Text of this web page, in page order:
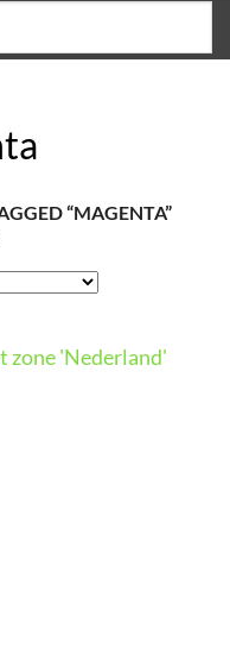
“MAGENTA”
zone 'Nederland'